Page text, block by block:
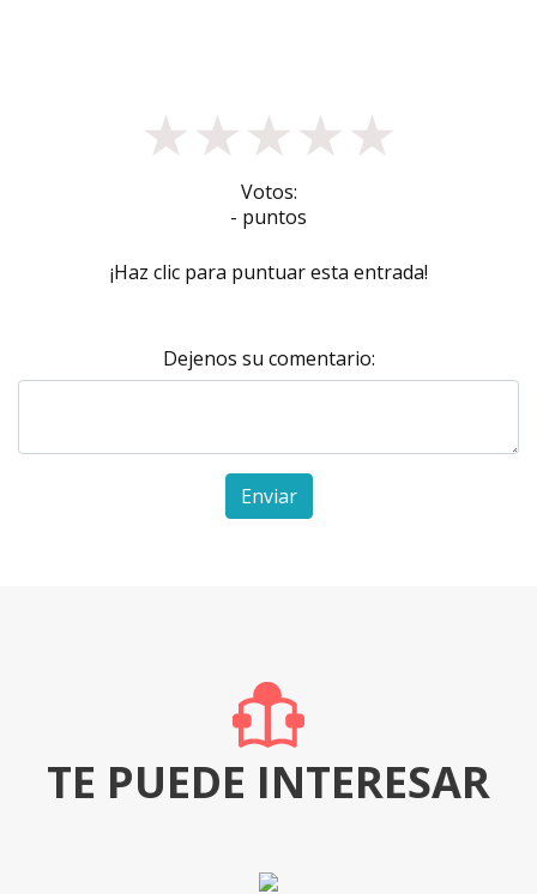
★★★★★
Votos:
- puntos
¡Haz clic para puntuar esta entrada!
Dejenos su comentario:
Enviar
TE PUEDE INTERESAR